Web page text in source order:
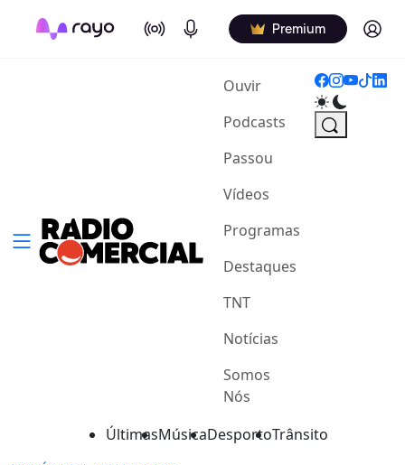
On Air Podcasts Premium Log in
Ouvir(current)
Podcasts
Passou
Vídeos
Programas
Destaques
TNT
Notícias
Somos
Nós
ÚltimasMúsicaDesportoTrânsito